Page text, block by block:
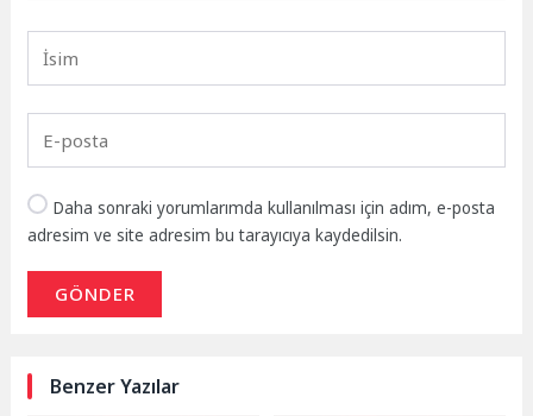
Daha sonraki yorumlarımda kullanılması için adım, e-posta
adresim ve site adresim bu tarayıcıya kaydedilsin.
GÖNDER
Benzer Yazılar